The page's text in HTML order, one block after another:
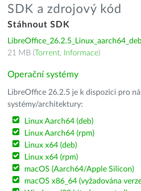
SDK a zdrojový kód
Stáhnout SDK
21 MB (Torrent, Informace)
Operační systémy
LibreOffice 26.2.5 je k dispozici pro
systémy/architektury:
Linux Aarch64 (deb)
Linux Aarch64 (rpm)
Linux x64 (deb)
Linux x64 (rpm)
macOS (Aarch64/Apple Silicon)
macOS x86_64 (vyžadována